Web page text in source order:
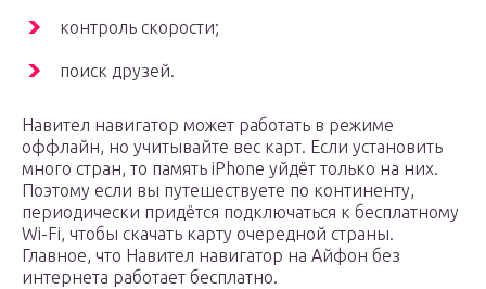
контроль скорости;
поиск друзей.
Навител навигатор может работать в режиме
оффлайн, но учитывайте вес карт. Если установить
много стран, то память iPhone уйдёт только на них.
Поэтому если вы путешествуете по континенту,
периодически придётся подключаться к бесплатному
Wi-Fi, чтобы скачать карту очередной страны.
Главное, что Навител навигатор на Айфон без
интернета работает бесплатно.